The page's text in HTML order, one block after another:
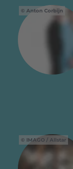
Anton Corbijn
IMAGO / Allstar